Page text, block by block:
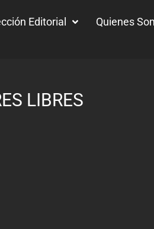
Editorial Quienes
LIBRES